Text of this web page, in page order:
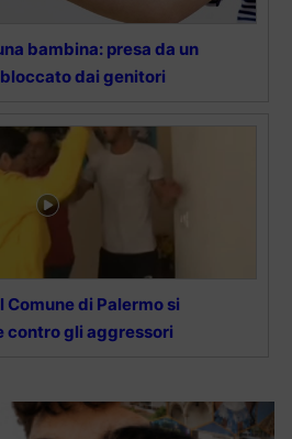
bambina: presa da un
dai genitori
di Palermo si
gli aggressori